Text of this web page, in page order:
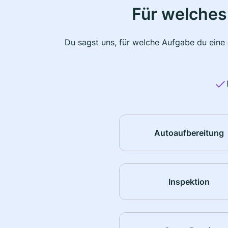
Für
Du sagst uns, für welche Aufgabe du
Autoaufbereitung
Inspektion